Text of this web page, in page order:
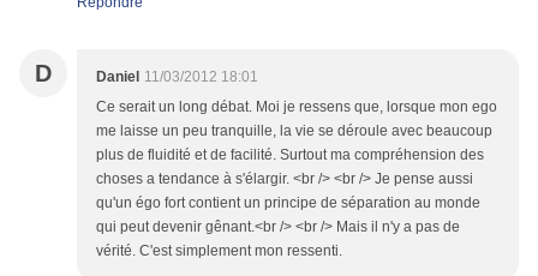
D Daniel 11/03/2012 18:01
Ce serait un long débat. Moi je ressens que, lorsque mon ego
me laisse un peu tranquille, la vie se déroule avec beaucoup
plus de fluidité et de facilité. Surtout ma compréhension des
choses a tendance à s'élargir. <br /> <br /> Je pense aussi
qu'un égo fort contient un principe de séparation au monde
qui peut devenir gênant.<br /> <br /> Mais il n'y a pas de
vérité. C'est simplement mon ressenti.